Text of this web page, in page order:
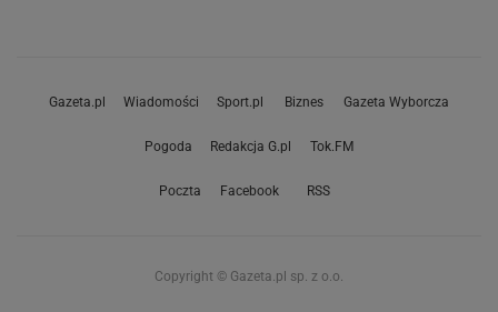
Gazeta.pl Wiadomości Sport.pl Biznes Gazeta Wyborcza
Pogoda Redakcja G.pl Tok.FM
Poczta Facebook RSS
Copyright © Gazeta.pl sp. z o.o.